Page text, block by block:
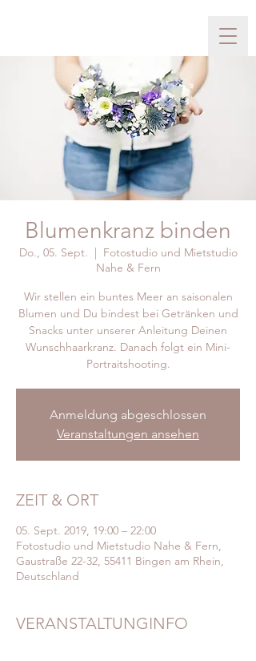
Blumenkranz binden
Do., 05. Sept.
  |
Fotostudio und Mietstudio
Nahe & Fern
Wir stellen ein buntes Meer an saisonalen
Blumen und Du bindest bei Getränken und
Snacks unter unserer Anleitung Deinen
Wunschhaarkranz. Danach folgt ein Mini-
Portraitshooting.
Anmeldung abgeschlossen
Veranstaltungen ansehen
ZEIT & ORT
05. Sept. 2019, 19:00 – 22:00
Fotostudio und Mietstudio Nahe & Fern,
Gaustraße 22-32, 55411 Bingen am Rhein,
Deutschland
VERANSTALTUNGINFO